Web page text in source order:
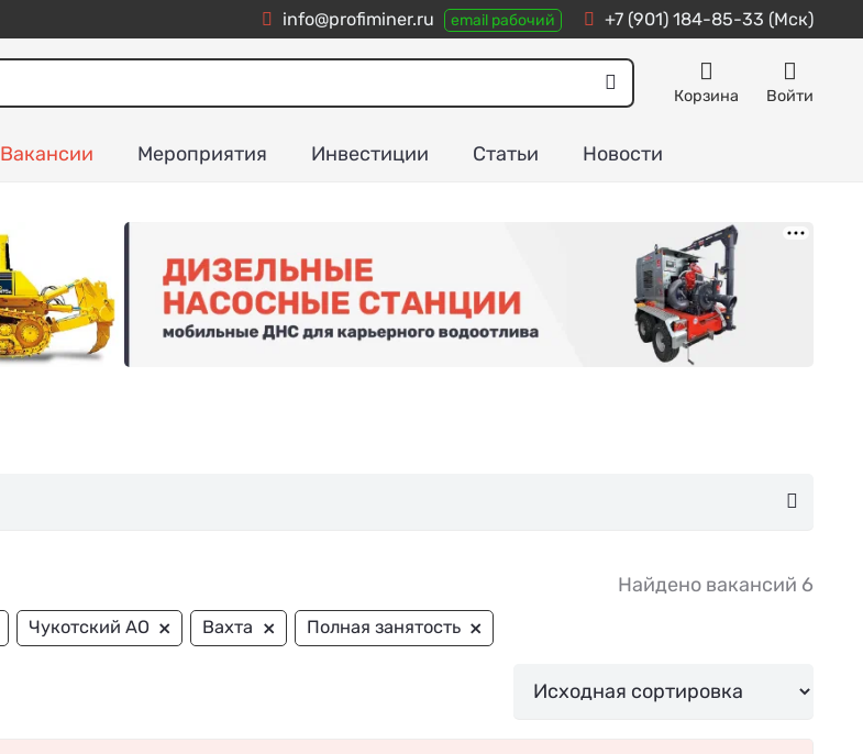
info@profiminer.ru email рабочий +7 (901) 184-85-33 (Мск)
Корзина Войти
Вакансии Мероприятия Инвестиции Статьи Новости
Найдено вакансий 6
Чукотский АО × Вахта × Полная занятость ×